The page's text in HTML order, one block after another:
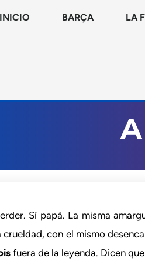
INICIO BARÇA LA
Sí papá. La misma
crueldad, con el mismo
fuera de la leyenda. Dicen